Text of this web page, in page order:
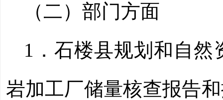
（二） 部门方面
1 ． 石楼县规划和自然
岩加工厂储量核查报告